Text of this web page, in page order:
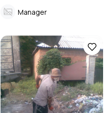
Manager